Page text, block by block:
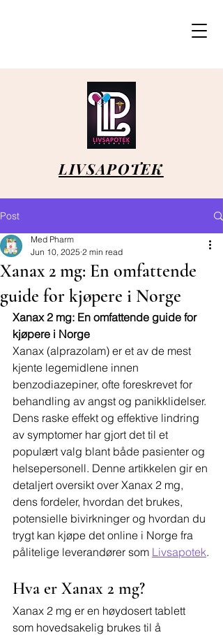
LIVSAPOTEK
Post
Xanax 2 mg: En omfattende
guide for kjøpere i Norge
Med Pharm
Jun 10, 2025 2 min read
Xanax 2 mg: En omfattende guide for
kjøpere i Norge
Xanax (alprazolam) er et av de mest
kjente legemidlene innen
benzodiazepiner, ofte foreskrevet for
behandling av angst og panikklidelser.
Dens raske effekt og effektive lindring
av symptomer har gjort det til et
populært valg blant både pasienter og
helsepersonell. Denne artikkelen gir en
detaljert oversikt over Xanax 2 mg,
dens fordeler, hvordan det brukes,
potensielle bivirkninger og hvordan du
trygt kan kjøpe det online i Norge fra
pålitelige leverandører som Livsapotek.
Hva er Xanax 2 mg?
Xanax 2 mg er en høydosert tablett
som hovedsakelig brukes til å